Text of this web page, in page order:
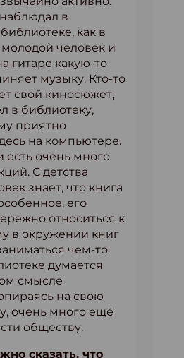
в
как в
молодой человек и
гитаре какую-то
музыку. Кто-то
свой киносюжет,
в библиотеку,
приятно
на компьютере.
есть очень много
С детства
знает, что книга
его
относиться к
в окружении книг
чем-то
думается
смысле
на свою
очень много ещё
обществу.
сказать, что